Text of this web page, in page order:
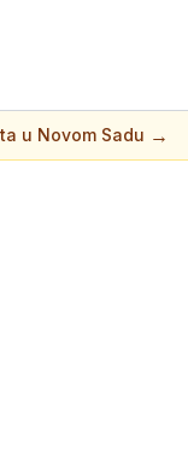
u Novom Sadu →